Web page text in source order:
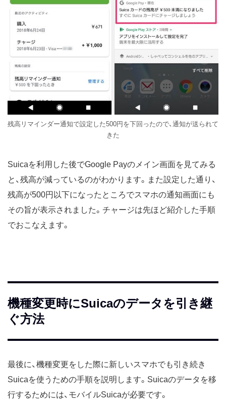
残高リマインダー通知で設定した500円を下回ったので、通知が送られて
きた
Suicaを利用した後でGoogle Payのメイン画面を見てみる
と、残高が減っているのがわかります。また設定した通り、
残高が500円以下になったところでスマホの通知画面にも
その旨が表示されました。チャージは先ほど紹介した手順
でおこなえます。
機種変更時にSuicaのデータを引き継
ぐ方法
最後に、機種変更をした際に新しいスマホでも引き続き
Suicaを使うための手順を説明します。Suicaのデータを移
行するためには、モバイルSuicaが必要です。